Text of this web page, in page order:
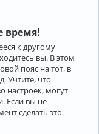
время!
к другому
вы. В этом
пояс на тот, в
Учтите, что
настроек, могут
Если вы не
сделать это.